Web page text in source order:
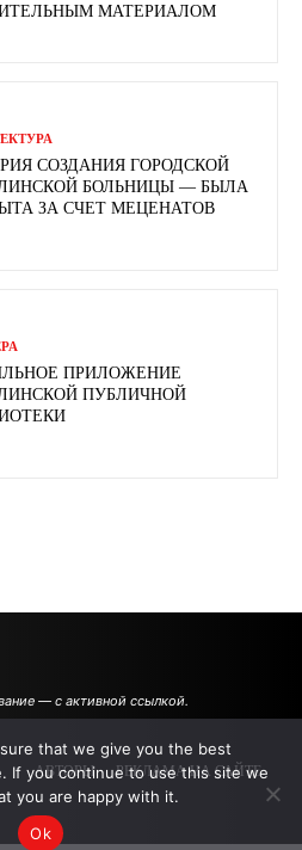
МАТЕРИАЛОМ
СОЗДАНИЯ ГОРОДСКОЙ
БОЛЬНИЦЫ — БЫЛА
ЗА СЧЕТ МЕЦЕНАТОВ
ПРИЛОЖЕНИЕ
ПУБЛИЧНОЙ
— с активной ссылкой.
АВТОРЫ РЕКЛАМА НА САЙТЕ
that we give you the best
If you continue to use this site we
you are happy with it.
Ok